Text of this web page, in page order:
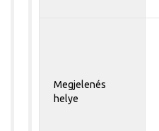
Megjelenés
helye